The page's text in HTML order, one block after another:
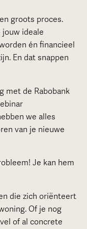
groots proces.
ideale
én financieel
En dat snappen
met de Rabobank
we alles
van je nieuwe
Je kan hem
die zich oriënteert
Of je nog
of al concrete